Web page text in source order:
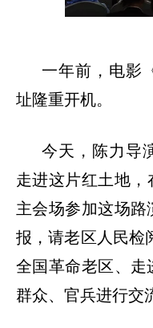
一年前，电影
址隆重开机。
今天，陈力导
走进这片红土地，
主会场参加这场路
报，请老区人民检
全国革命老区、走
群众、官兵进行交